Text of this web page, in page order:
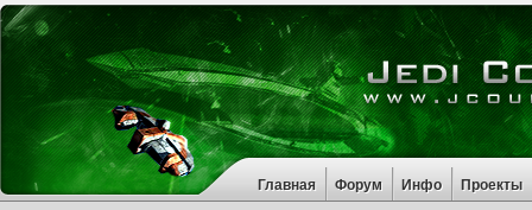
Главная Форум Инфо Проекты